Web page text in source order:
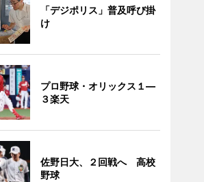
「デジポリス」普及呼び掛
け
プロ野球・オリックス１―
３楽天
佐野日大、２回戦へ 高校
野球